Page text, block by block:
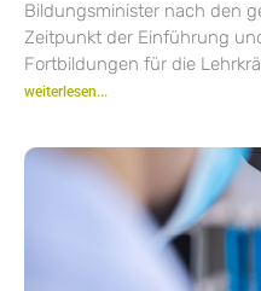
Bildungsminister nach den
Zeitpunkt der Einführung
Fortbildungen für die
weiterlesen...